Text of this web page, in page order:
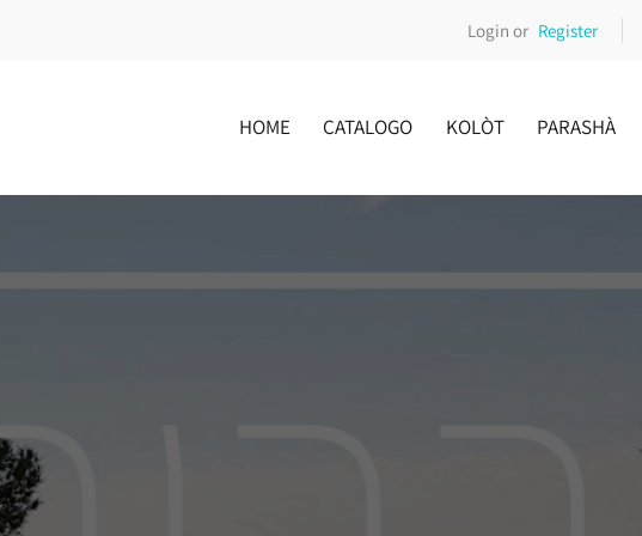
Login or Register
HOME CATALOGO KOLÒT PARASHÀ